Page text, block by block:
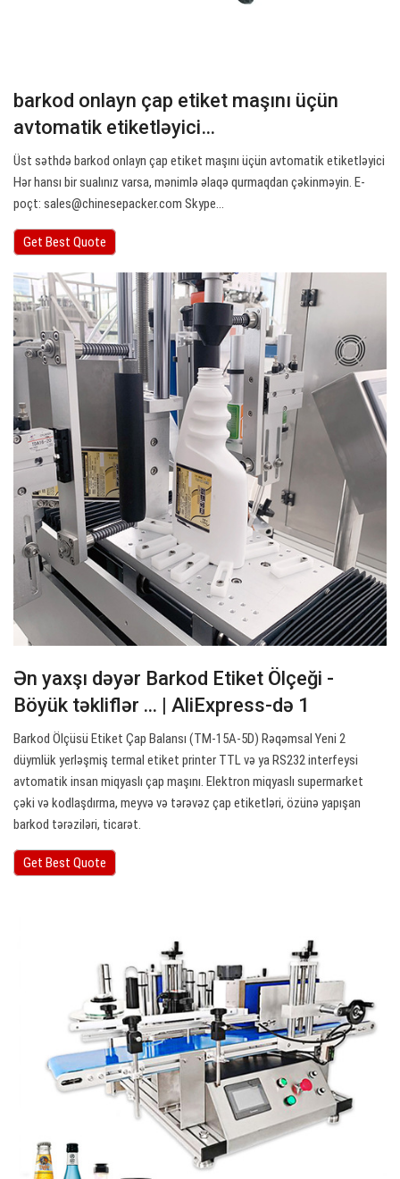
barkod onlayn çap etiket maşını üçün
avtomatik etiketləyici…
Üst səthdə barkod onlayn çap etiket maşını üçün avtomatik etiketləyici
Hər hansı bir sualınız varsa, mənimlə əlaqə qurmaqdan çəkinməyin. E-
poçt: sales@chinesepacker.com Skype…
Get Best Quote
Ən yaxşı dəyər Barkod Etiket Ölçeği -
Böyük təkliflər ... | AliExpress-də 1
Barkod Ölçüsü Etiket Çap Balansı (TM-15A-5D) Rəqəmsal Yeni 2
düymlük yerləşmiş termal etiket printer TTL və ya RS232 interfeysi
avtomatik insan miqyaslı çap maşını. Elektron miqyaslı supermarket
çəki və kodlaşdırma, meyvə və tərəvəz çap etiketləri, özünə yapışan
barkod tərəziləri, ticarət.
Get Best Quote